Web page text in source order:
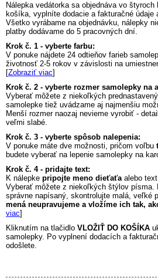
Nálepka vedátorkasa objednáva vo štyroch
košíka, vyplníte dodacie a fakturačné údaje
Všetko vyrábame na objednávku, nálepky
platby dodávame do 5 pracovných dní.
Krok č. 1 - vyberte farbu:
V ponuke nájdete 24 odtieňov farieb
životnosť 2-5 rokov v závislosti na
[Zobraziť viac]
Krok č. 2 - vyberte rozmer samolepky na
Vyberať môžete z niekoľkých
samolepke tiež uvádzame aj najmenšiu
Menší rozmer naozaj nevieme vyrobiť -
veľmi slabé.
Krok č. 3 - vyberte spôsob nalepenia:
V ponuke máte dve možnosti, pričom voľbu
budete vyberať na lepenie samolepky na
Krok č. 4 - pridajte text:
K nálepke pripojte meno dieťaťaalebo text
Vyberať môžete z niekoľkých štýlov písma.
správne napísaný, skontrolujte malá, veľké
mená neupravujeme a vložíme ich tak,
viac]
Kliknutím na tlačidlo VLOŽIŤ DO KOŠÍKA
samolepky. Po vyplnení dodacích a
odošlete.